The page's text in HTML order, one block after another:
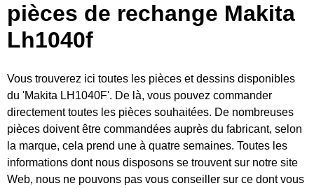
pièces de rechange Makita
Lh1040f
Vous trouverez ici toutes les pièces et dessins disponibles
du 'Makita LH1040F'. De là, vous pouvez commander
directement toutes les pièces souhaitées. De nombreuses
pièces doivent être commandées auprès du fabricant, selon
la marque, cela prend une à quatre semaines. Toutes les
informations dont nous disposons se trouvent sur notre site
Web, nous ne pouvons pas vous conseiller sur ce dont vous